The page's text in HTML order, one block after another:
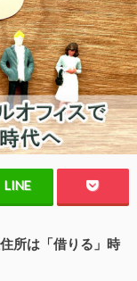
所は「借りる」時